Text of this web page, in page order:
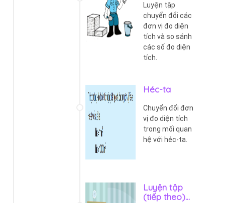
Luyện tập
chuyển đổi các
đơn vị đo diện
tích và so sánh
các số đo diện
tích.
Héc-ta
Chuyển đổi đơn
vị đo diện tích
trong mối quan
hệ với héc-ta.
Luyện tập
(tiếp theo)...